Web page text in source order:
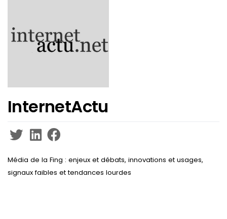
InternetActu
Média de la Fing : enjeux et débats, innovations et usages,
signaux faibles et tendances lourdes